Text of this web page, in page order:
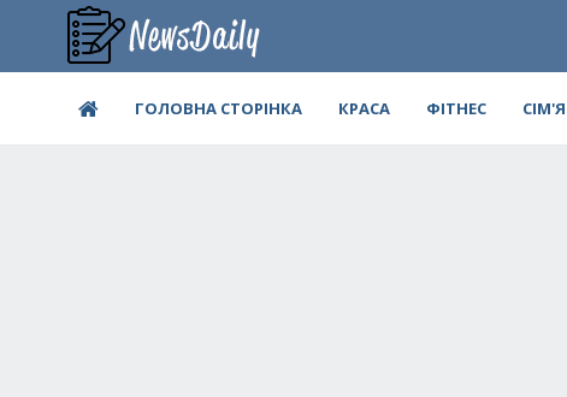
ГОЛОВНА СТОРІНКА КРАСА ФІТНЕС СІМ'Я